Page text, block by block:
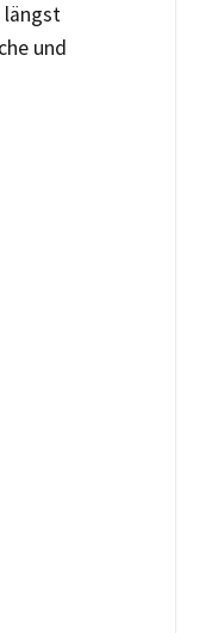
längst
und